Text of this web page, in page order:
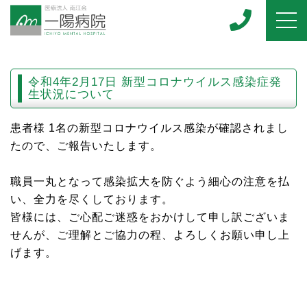
令和4年2月17日 新型コロナウイルス感染症発
生状況について
患者様 1名の新型コロナウイルス感染が確認されまし
たので、ご報告いたします。
職員一丸となって感染拡大を防ぐよう細心の注意を払
い、全力を尽くしております。
皆様には、ご心配ご迷惑をおかけして申し訳ございま
せんが、ご理解とご協力の程、よろしくお願い申し上
げます。